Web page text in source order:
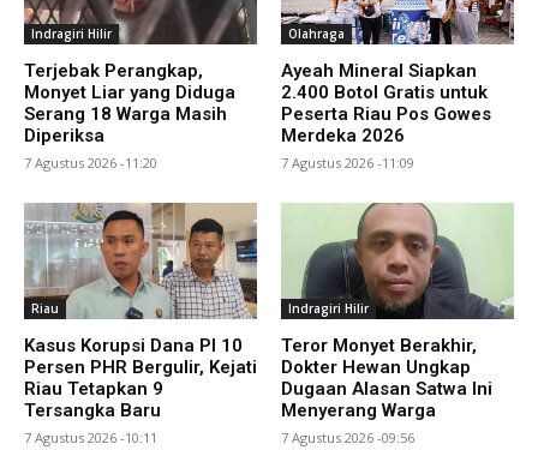
Indragiri Hilir
Terjebak Perangkap,
Monyet Liar yang Diduga
Serang 18 Warga Masih
Diperiksa
7 Agustus 2026 -11:20
Olahraga
Ayeah Mineral Siapkan
2.400 Botol Gratis untuk
Peserta Riau Pos Gowes
Merdeka 2026
7 Agustus 2026 -11:09
Riau
Kasus Korupsi Dana PI 10
Persen PHR Bergulir, Kejati
Riau Tetapkan 9
Tersangka Baru
7 Agustus 2026 -10:11
Indragiri Hilir
Teror Monyet Berakhir,
Dokter Hewan Ungkap
Dugaan Alasan Satwa Ini
Menyerang Warga
7 Agustus 2026 -09:56